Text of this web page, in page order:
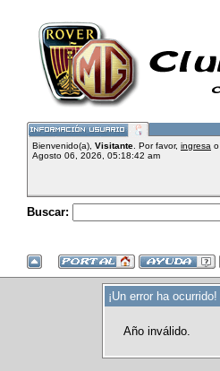
Bienvenido(a), Visitante . Por favor, ingresa o
Agosto 06, 2026, 05:18:42 am
Buscar:
¡Un error ha ocurrido!
Año inválido.